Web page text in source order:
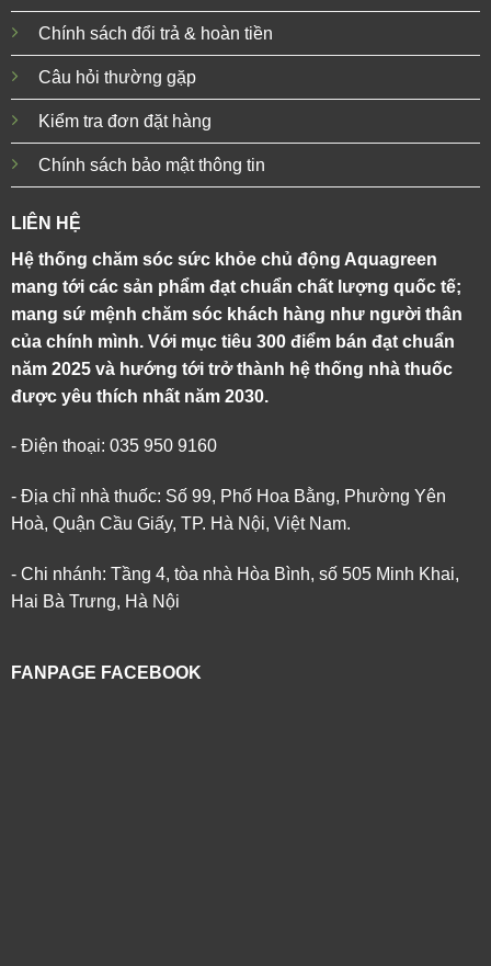
Chính sách đổi trả & hoàn tiền
Câu hỏi thường gặp
Kiểm tra đơn đặt hàng
Chính sách bảo mật thông tin
LIÊN HỆ
Hệ thống chăm sóc sức khỏe chủ động Aquagreen
mang tới các sản phẩm đạt chuẩn chất lượng quốc tế;
mang sứ mệnh chăm sóc khách hàng như người thân
của chính mình. Với mục tiêu 300 điểm bán đạt chuẩn
năm 2025 và hướng tới trở thành hệ thống nhà thuốc
được yêu thích nhất năm 2030.
- Điện thoại: 035 950 9160
- Địa chỉ nhà thuốc: Số 99, Phố Hoa Bằng, Phường Yên
Hoà, Quận Cầu Giấy, TP. Hà Nội, Việt Nam.
- Chi nhánh: Tầng 4, tòa nhà Hòa Bình, số 505 Minh Khai,
Hai Bà Trưng, Hà Nội
FANPAGE FACEBOOK